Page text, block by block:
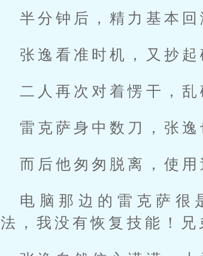
半分钟后，精力基本回
张逸看准时机，又抄
二人再次对着愣干，乱
雷克萨身中数刀，张逸
而后他匆匆脱离，使
电脑那边的雷克萨很
法，我没有恢复技能！兄